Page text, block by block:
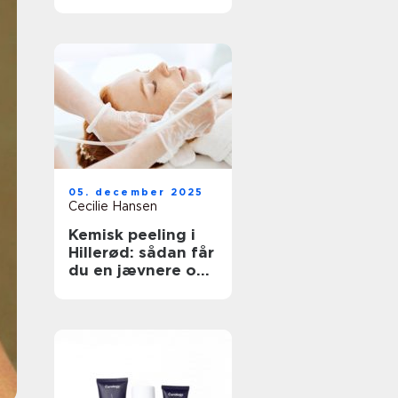
05. december 2025
Cecilie Hansen
Kemisk peeling i
Hillerød: sådan får
du en jævnere og